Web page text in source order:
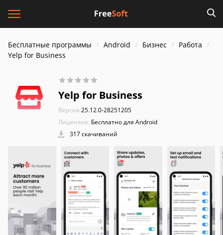
Бесплатные программы Android Бизнес
Работа
Yelp for Business
Yelp for Business
Версия:25.12.0-28251205
Лицензия: Бесплатно для Android
317 скачиваний